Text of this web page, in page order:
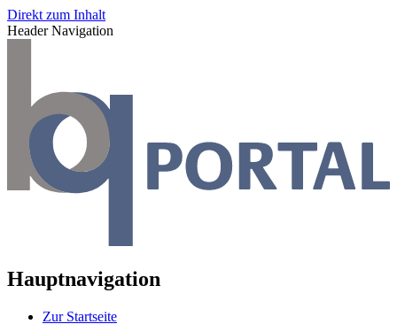
Direkt zum Inhalt
Header Navigation
Hauptnavigation
Zur Startseite